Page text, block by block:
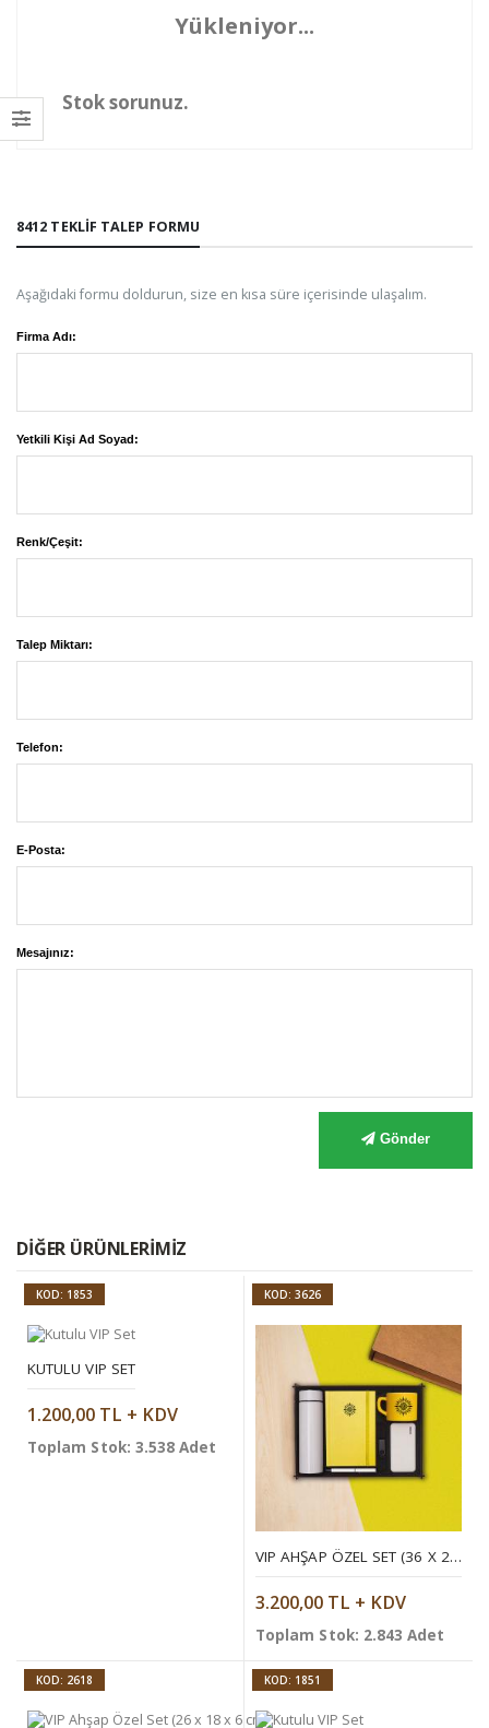
Yükleniyor...
Stok sorunuz.
8412 TEKLIF TALEP FORMU
Aşağıdaki formu doldurun, size en kısa süre içerisinde ulaşalım.
Firma Adı:
Yetkili Kişi Ad Soyad:
Renk/Çeşit:
Talep Miktarı:
Telefon:
E-Posta:
Mesajınız:
Gönder
DIĞER ÜRÜNLERIMIZ
KOD: 1853
KUTULU VIP SET
1.200,00 TL + KDV
Toplam Stok: 3.538 Adet
KOD: 3626
VIP AHŞAP ÖZEL SET (36 X 26 X 9 CM)
3.200,00 TL + KDV
Toplam Stok: 2.843 Adet
KOD: 2618 KOD: 1851